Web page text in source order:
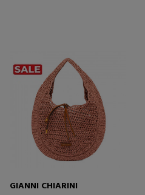
GIANNI CHIARINI